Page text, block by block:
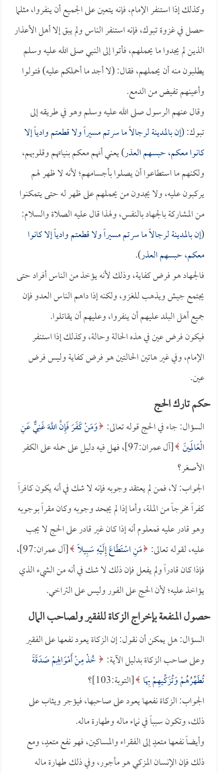
وكذلك إذا استنفر الإمام، فإنه يتعين على الجميع أن ينفروا، مثلما
حصل في غزوة تبوك، فإنه استنفر الناس ولم يبق إلا أهل الأعذار
الذين لم يجدوا ما يحملهم، فأتوا إلى النبي صلى الله عليه وسلم
يطلبون منه أن يحملهم، فقال: (لا أجد ما أحملكم عليه) فتولوا
وأعينهم تفيض من الدمع.
وقال عنهم الرسول صلى الله عليه وسلم وهو في طريقه إلى
تبوك: (إن بالمدينة لرجالاً ما سرتم مسيراً ولا قطعتم وادياً إلا
كانوا معكم، حبسهم العذر) يعني أنهم معكم بنياتهم وقلوبهم،
ولكنهم ما استطاعوا أن يصلوا بأجسامهم؛ لأنه لا ظهر لهم
يركبون عليه، ولا يجدون من يحملهم على ظهر له حتى يتمكنوا
من المشاركة بالجهاد بالنفس، ولهذا قال عليه الصلاة والسلام:
(إن بالمدينة لرجالاً ما سرتم مسيراً ولا قطعتم وادياً إلا كانوا
معكم، حبسهم العذر).
فالجهاد هو فرض كفاية، وذلك لأنه يؤخذ من الناس أفراد حتى
يجتمع جيش ويذهب للغزو، ولكنه إذا داهم الناس العدو فإن
جميع أهل البلد عليهم أن ينفروا، وعليهم أن يقاتلوا.
فيكون فرض عين في هذه الحالة وحالة، وكذلك إذا استنفر
الإمام، وفي غير هاتين الحالتين هو فرض كفاية وليس فرض
عين.
حكم تارك الحج
السؤال: جاء في الحج قوله تعالى: وَمَنْ كَفَرَ فَإِنَّ اللَّهَ غَنِيٌّ عَنِ
الْعَالَمِينَ
[آل عمران:97]، فهل فيه دليل على حمله على الكفر
الأصغر؟
الجواب: لا، فمن لم يعتقد وجوبه فإنه لا شك في أنه يكون كافراً
كفراً مخرجاً من الملة، وأما إذا لم يجحد وجوبه وكان مقراً بوجوبه
وهو قادر عليه فمعلوم أنه إذا كان غير قادر على الحج لا يجب
عليه، لقوله تعالى: مَنِ اسْتَطَاعَ إِلَيْهِ سَبِيلًا
[آل عمران:97]،
فإذا كان قادراً ولم يفعل فإن ذلك لا شك في أنه من الشيء الذي
يؤاخذ عليه؛ لأن الحج على الفور وليس على التراخي.
حصول المنفعة بإخراج الزكاة للفقير ولصاحب المال
السؤال: هل يمكن أن نقول: إن الزكاة يعود نفعها على الفقير
وعلى صاحب الزكاة بدليل الآية:
خُذْ مِنْ أَمْوَالِهِمْ صَدَقَةً
تُطَهِّرُهُمْ وَتُزَكِّيهِمْ بِهَا [التوبة:103]؟
الجواب: الزكاة نفعها يعود على صاحبها، فيؤجر ويثاب على
ذلك، وتكون سبباً في نماء ماله وطهارة ماله.
وأيضاً نفعها متعدٍ إلى الفقراء والمساكين، فهو نفع متعدٍ، ومع
ذلك فإن الإنسان المزكي هو مأجور، وفي ذلك طهارة ماله